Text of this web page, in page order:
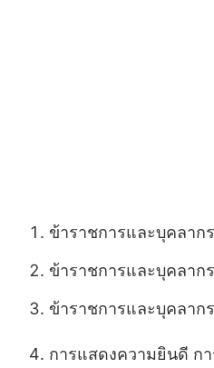
ข้าราชการและบุคลา
ข้าราชการและบุคลา
ข้าราชการและบุคลา
การแสดงความยินดี ก